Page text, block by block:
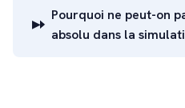
Pourquoi ne peut-on
absolu dans la